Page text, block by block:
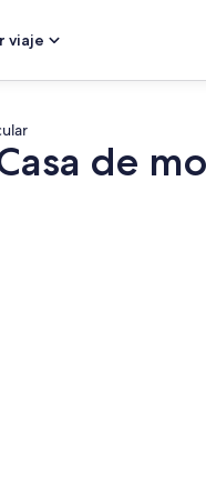
viaje
de